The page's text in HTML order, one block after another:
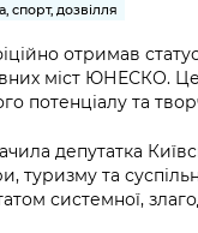
та
на
спорт, дозвілля
отримав
міст ЮНЕСКО.
потенціалу та
депутатка
туризму та
системної,